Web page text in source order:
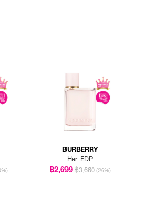
BURBERRY
Her EDP
฿2,699฿3,660 (26%)